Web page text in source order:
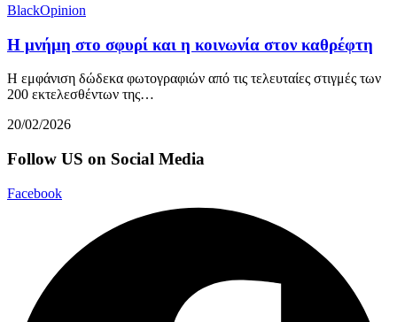
BlackOpinion
Η μνήμη στο σφυρί και η κοινωνία στον καθρέφτη
Η εμφάνιση δώδεκα φωτογραφιών από τις τελευταίες στιγμές των
200 εκτελεσθέντων της…
20/02/2026
Follow US on Social Media
Facebook